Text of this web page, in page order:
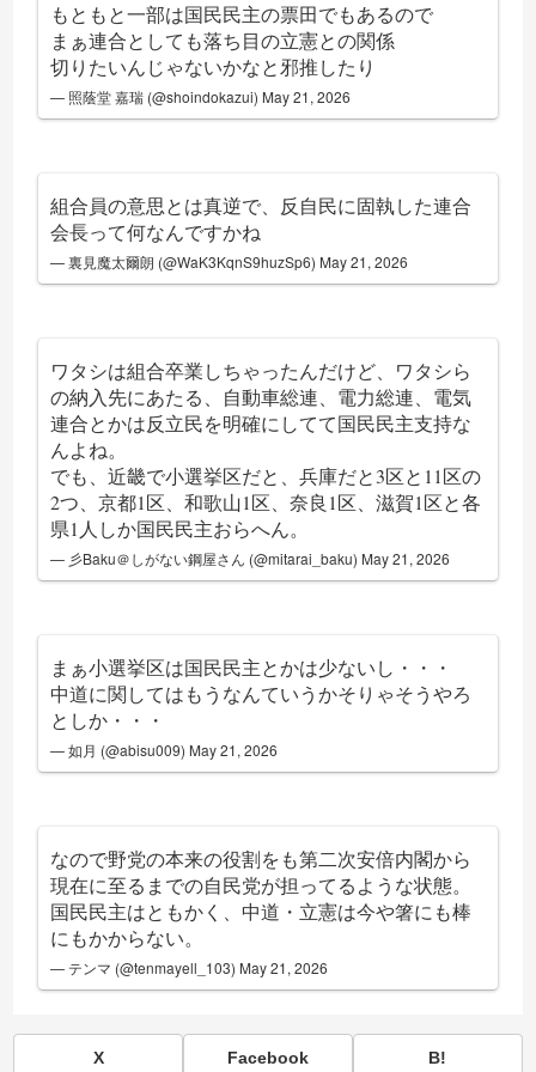
もともと一部は国民民主の票田でもあるので
まぁ連合としても落ち目の立憲との関係
切りたいんじゃないかなと邪推したり
— 照蔭堂 嘉瑞 (@shoindokazui) May 21, 2026
組合員の意思とは真逆で、反自民に固執した連合
会長って何なんですかね
— 裏見魔太爾朗 (@WaK3KqnS9huzSp6) May 21, 2026
ワタシは組合卒業しちゃったんだけど、ワタシら
の納入先にあたる、自動車総連、電力総連、電気
連合とかは反立民を明確にしてて国民民主支持な
んよね。
でも、近畿で小選挙区だと、兵庫だと3区と11区の
2つ、京都1区、和歌山1区、奈良1区、滋賀1区と各
県1人しか国民民主おらへん。
— 彡Baku＠しがない鋼屋さん (@mitarai_baku) May 21, 2026
まぁ小選挙区は国民民主とかは少ないし・・・
中道に関してはもうなんていうかそりゃそうやろ
としか・・・
— 如月 (@abisu009) May 21, 2026
なので野党の本来の役割をも第二次安倍内閣から
現在に至るまでの自民党が担ってるような状態。
国民民主はともかく、中道・立憲は今や箸にも棒
にもかからない。
— テンマ (@tenmayell_103) May 21, 2026
X Facebook B!